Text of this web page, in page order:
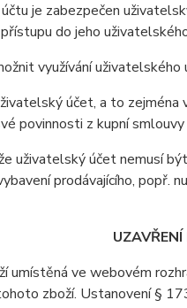
je zabezpečen
do jeho
využívání
účet, a to zejména
povinnosti z kupní
uživatelský účet nemusí
prodávajícího, popř.
ve webovém
zboží. Ustanovení §